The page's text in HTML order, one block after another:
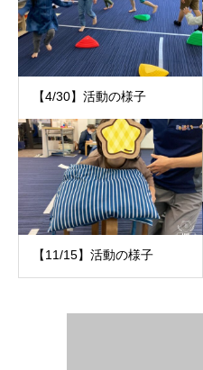
【4/30】活動の様子
【11/15】活動の様子